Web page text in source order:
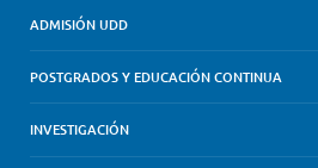
ADMISIÓN UDD
POSTGRADOS Y EDUCACIÓN CONTINUA
INVESTIGACIÓN